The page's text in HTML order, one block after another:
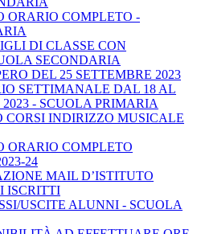
ORARIO COMPLETO -
DI CLASSE CON
SECONDARIA
DEL 25 SETTEMBRE 2023
SETTIMANALE DAL 18 AL
2023 - SCUOLA PRIMARIA
CORSI INDIRIZZO MUSICALE
ORARIO COMPLETO
24
MAIL D’ISTITUTO
ISCRITTI
USCITE ALUNNI - SCUOLA